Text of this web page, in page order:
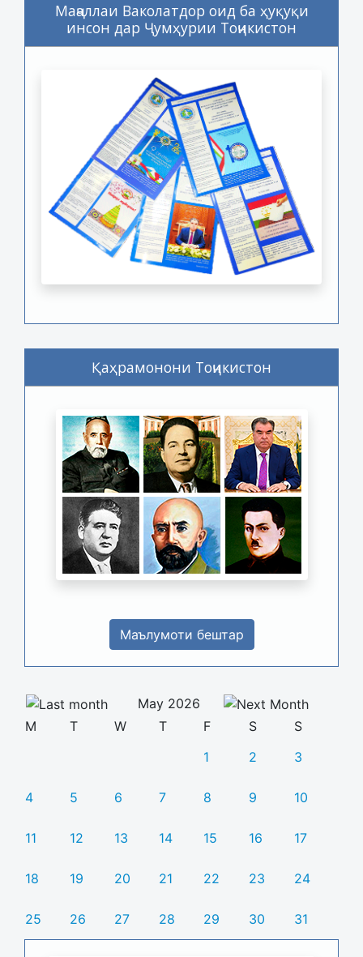
Маҷаллаи Ваколатдор оид ба ҳуқуқи
инсон дар Ҷумҳурии Тоҷикистон
Қаҳрамонони Тоҷикистон
Маълумоти бештар
May 2026
M
T W T F S
S
1
2 3
4 5 6 7 8 9 10
11 12 13 14 15 16 17
18 19 20 21 22 23 24
25 26 27 28 29 30 31